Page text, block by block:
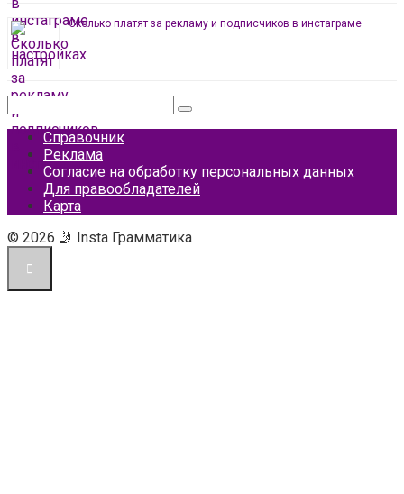
Сколько платят за рекламу и подписчиков в инстаграме
Справочник
Реклама
Согласие на обработку персональных данных
Для правообладателей
Карта
© 2026 🤳 Insta Грамматика